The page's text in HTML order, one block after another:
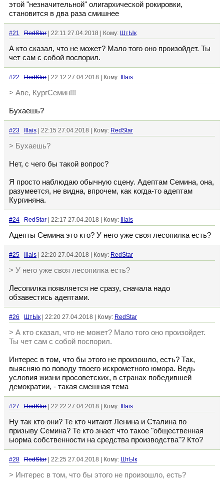
этой "незначительной" олигархической рокировки,
становится в два раза смишнее
#21 RedStar | 22:11 27.04.2018 | Кому: ШтЫк
А кто сказал, что не может? Мало того оно произойдет. Ты
чет сам с собой поспорил.
#22 RedStar | 22:12 27.04.2018 | Кому: Illais
> Аве, КургСемин!!!
Бухаешь?
#23 Illais | 22:15 27.04.2018 | Кому: RedStar
> Бухаешь?
Нет, с чего бы такой вопрос?
Я просто наблюдаю обычную сцену. Адептам Семина, она,
разумеется, не видна, впрочем, как когда-то адептам
Кургиняна.
#24 RedStar | 22:17 27.04.2018 | Кому: Illais
Адепты Семина это кто? У него уже своя лесопилка есть?
#25 Illais | 22:20 27.04.2018 | Кому: RedStar
> У него уже своя лесопилка есть?
Лесопилка появляется не сразу, сначала надо
обзавестись адептами.
#26 ШтЫк | 22:20 27.04.2018 | Кому: RedStar
> А кто сказал, что не может? Мало того оно произойдет.
Ты чет сам с собой поспорил.
Интерес в том, что бы этого не произошло, есть? Так,
выясняю по поводу твоего искрометного юмора. Ведь
условия жизни просоветских, в странах победившей
демократии, - такая смешная тема
#27 RedStar | 22:22 27.04.2018 | Кому: Illais
Ну так кто они? Те кто читают Ленина и Сталина по
призыву Семина? Те кто знает что такое "общественная
ыорма собственности на средства производства"? Кто?
#28 RedStar | 22:25 27.04.2018 | Кому: ШтЫк
> Интерес в том, что бы этого не произошло, есть?